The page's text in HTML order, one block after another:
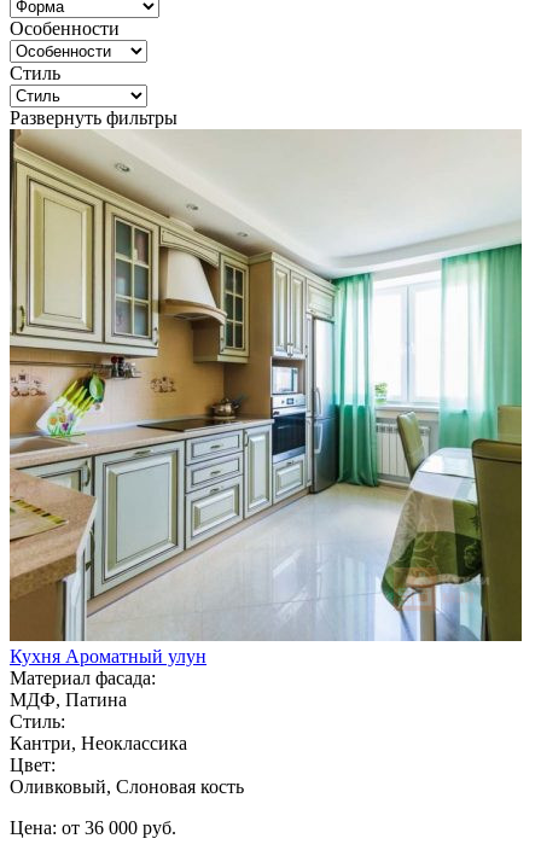
Особенности
Стиль
Развернуть фильтры
Кухня Ароматный улун
Материал фасада:
МДФ, Патина
Стиль:
Кантри, Неоклассика
Цвет:
Оливковый, Слоновая кость
Цена: от 36 000 руб.